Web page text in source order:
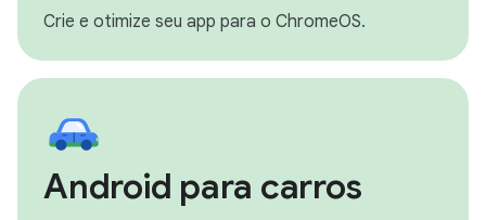
Crie e otimize seu app para o ChromeOS.
Android para carros